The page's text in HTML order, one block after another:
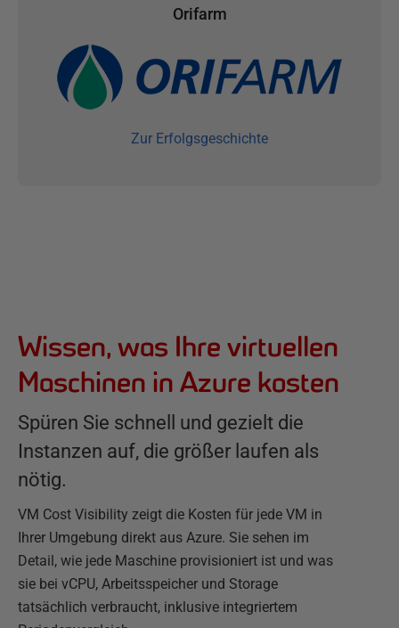
Orifarm
Zur Erfolgsgeschichte
Wissen, was Ihre virtuellen
Maschinen in Azure kosten
Spüren Sie schnell und gezielt die
Instanzen auf, die größer laufen als
nötig.
VM Cost Visibility zeigt die Kosten für jede VM in
Ihrer Umgebung direkt aus Azure. Sie sehen im
Detail, wie jede Maschine provisioniert ist und was
sie bei vCPU, Arbeitsspeicher und Storage
tatsächlich verbraucht, inklusive integriertem